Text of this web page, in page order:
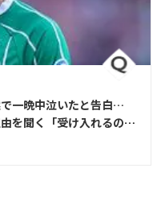
一晩中泣いたと告白…
を聞く「受け入れるのは